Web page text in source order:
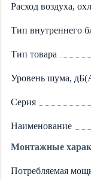
Расход воздуха,
Тип внутреннего
Тип товара
Уровень шума,
Серия
Наименование
Монтажные
Потребляемая